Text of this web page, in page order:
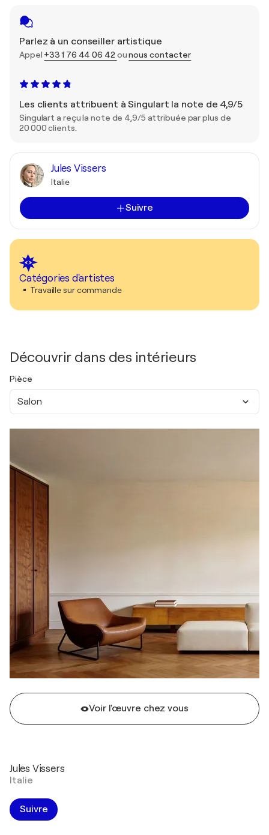
Parlez à un conseiller artistique
Appel +33 1 76 44 06 42 ounous contacter
Les clients attribuent à Singulart la note de 4,9/5
Singulart a reçu la note de 4,9/5 attribuée par plus de
20 000 clients.
Jules Vissers
Italie
Suivre
Catégories d'artistes
Travaille sur commande
Découvrir dans des intérieurs
Pièce
Salon
Voir l'œuvre chez vous
Jules Vissers
Italie
Suivre